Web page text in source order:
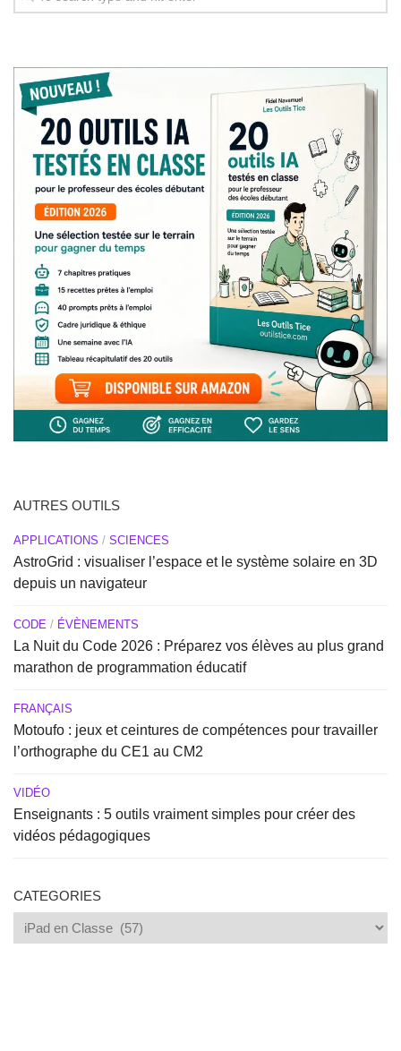
AUTRES OUTILS
APPLICATIONS / SCIENCES
AstroGrid : visualiser l’espace et le système solaire en 3D
depuis un navigateur
CODE / ÉVÈNEMENTS
La Nuit du Code 2026 : Préparez vos élèves au plus grand
marathon de programmation éducatif
FRANÇAIS
Motoufo : jeux et ceintures de compétences pour travailler
l’orthographe du CE1 au CM2
VIDÉO
Enseignants : 5 outils vraiment simples pour créer des
vidéos pédagogiques
CATEGORIES
Categories